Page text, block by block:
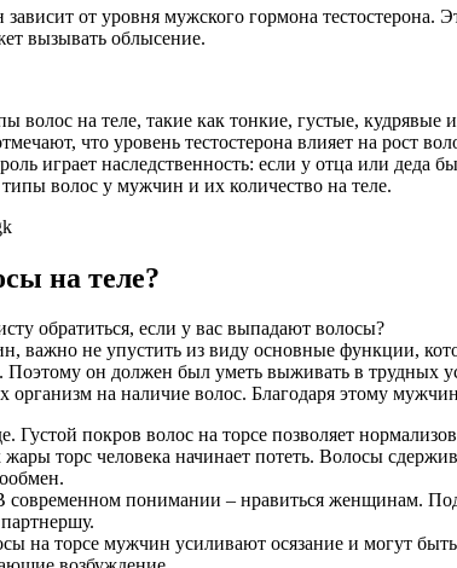
от уровня мужского гормона
вызывать облысение.
на теле, такие как тонкие, густые, кудрявые
что уровень тестостерона влияет на рост
играет наследственность: если у отца или деда
волос у мужчин и их количество на теле.
на теле?
обратиться, если у вас выпадают волосы?
важно не упустить из виду основные функции,
он должен был уметь выживать в трудных
организм на наличие волос. Благодаря этому
Густой покров волос на торсе позволяет
торс человека начинает потеть. Волосы
понимании – нравиться женщинам.
на торсе мужчин усиливают осязание и могут